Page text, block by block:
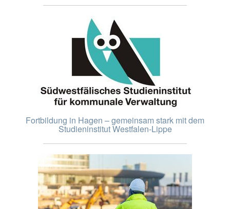
Fortbildung in Hagen – gemeinsam stark mit dem
Studieninstitut Westfalen-Lippe